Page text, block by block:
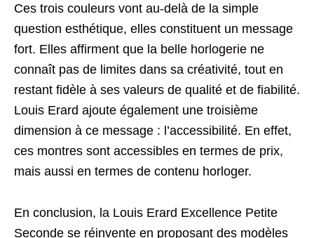
Ces trois couleurs vont au-delà de la simple
question esthétique, elles constituent un message
fort. Elles affirment que la belle horlogerie ne
connaît pas de limites dans sa créativité, tout en
restant fidèle à ses valeurs de qualité et de fiabilité.
Louis Erard ajoute également une troisième
dimension à ce message : l’accessibilité. En effet,
ces montres sont accessibles en termes de prix,
mais aussi en termes de contenu horloger.
En conclusion, la Louis Erard Excellence Petite
Seconde se réinvente en proposant des modèles